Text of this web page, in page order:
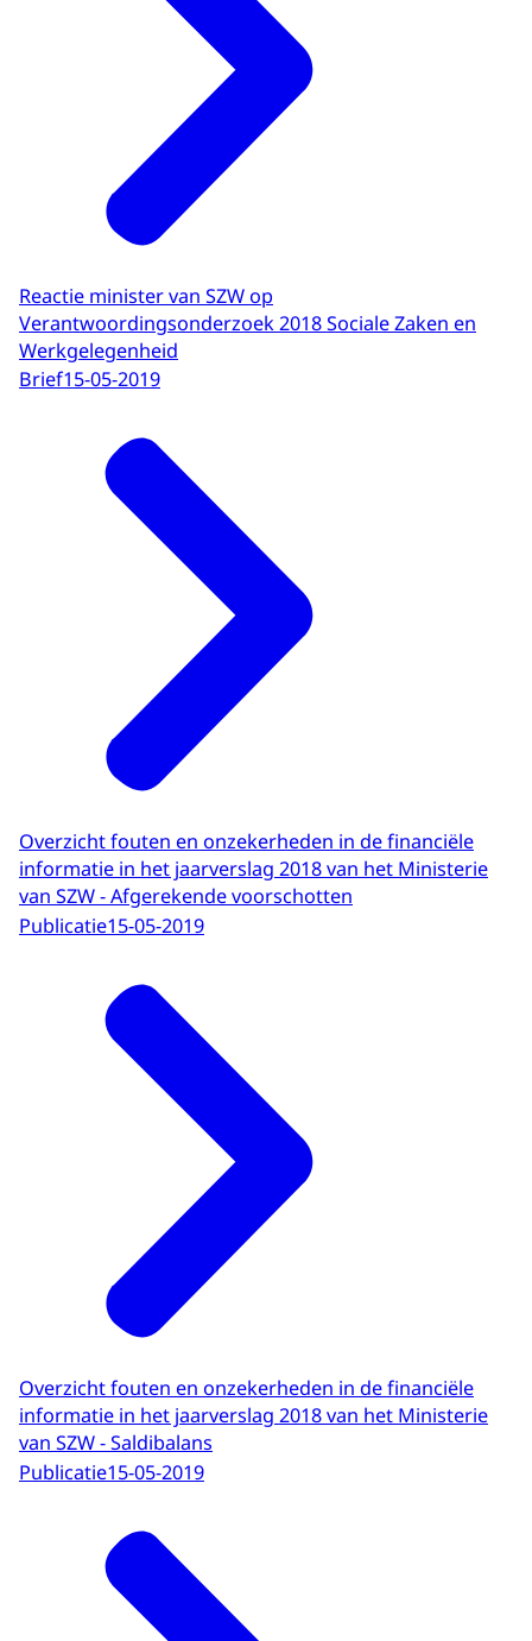
Reactie minister van SZW op
Verantwoordingsonderzoek 2018 Sociale Zaken en
Werkgelegenheid
Brief15-05-2019
Overzicht fouten en onzekerheden in de financiële
informatie in het jaarverslag 2018 van het Ministerie
van SZW - Afgerekende voorschotten
Publicatie15-05-2019
Overzicht fouten en onzekerheden in de financiële
informatie in het jaarverslag 2018 van het Ministerie
van SZW - Saldibalans
Publicatie15-05-2019